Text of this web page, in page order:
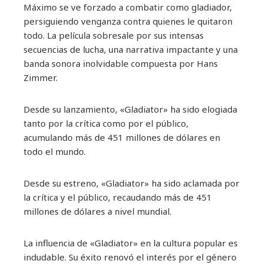
Máximo se ve forzado a combatir como gladiador,
persiguiendo venganza contra quienes le quitaron
todo. La película sobresale por sus intensas
secuencias de lucha, una narrativa impactante y una
banda sonora inolvidable compuesta por Hans
Zimmer.
Desde su lanzamiento, «Gladiator» ha sido elogiada
tanto por la crítica como por el público,
acumulando más de 451 millones de dólares en
todo el mundo.
Desde su estreno, «Gladiator» ha sido aclamada por
la crítica y el público, recaudando más de 451
millones de dólares a nivel mundial.
La influencia de «Gladiator» en la cultura popular es
indudable. Su éxito renovó el interés por el género